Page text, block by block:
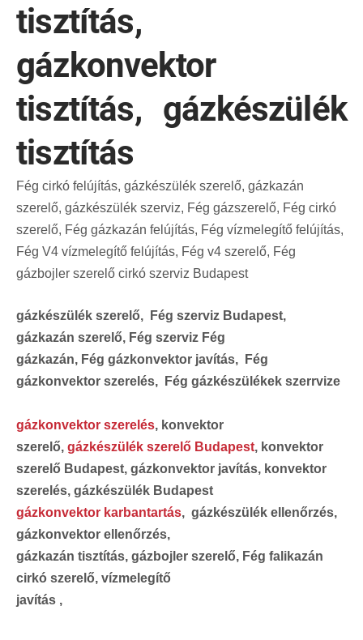
tisztítás,
gázkonvektor
tisztítás, gázkészülék
tisztítás
Fég cirkó felújítás, gázkészülék szerelő, gázkazán
szerelő, gázkészülék szerviz, Fég gázszerelő, Fég cirkó
szerelő, Fég gázkazán felújítás, Fég vízmelegítő felújítás,
Fég V4 vízmelegítő felújítás, Fég v4 szerelő, Fég
gázbojler szerelő cirkó szerviz Budapest
gázkészülék szerelő, Fég szerviz Budapest,
gázkazán szerelő, Fég szerviz Fég
gázkazán, Fég gázkonvektor javítás, Fég
gázkonvektor szerelés, Fég gázkészülékek szerrvize
gázkonvektor szerelés, konvektor
szerelő, gázkészülék szerelő Budapest, konvektor
szerelő Budapest, gázkonvektor javítás, konvektor
szerelés, gázkészülék Budapest
gázkonvektor karbantartás, gázkészülék ellenőrzés,
gázkonvektor ellenőrzés,
gázkazán tisztítás, gázbojler szerelő, Fég falikazán
cirkó szerelő, vízmelegítő
javítás ,